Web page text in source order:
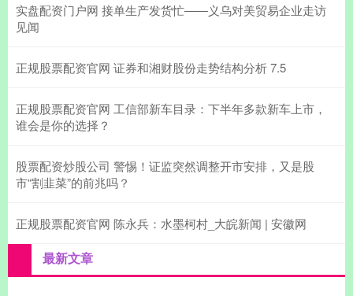
实盘配资门户网 接单生产发货忙——义乌对美贸易企业走访
见闻
正规股票配资官网 证券和湘财股份走势结构分析 7.5
正规股票配资官网 工信部新车目录：下半年多款新车上市，
谁会是你的选择？
股票配资炒股公司 警惕！证监突然调整开市安排，又是股
市“割韭菜”的前兆吗？
正规股票配资官网 陈永兵：水墨柯村_大皖新闻 | 安徽网
最新文章